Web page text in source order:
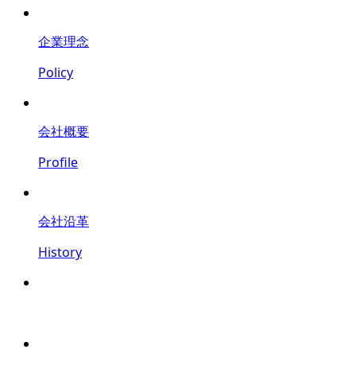
企業理念
Policy
会社概要
Profile
会社沿革
History